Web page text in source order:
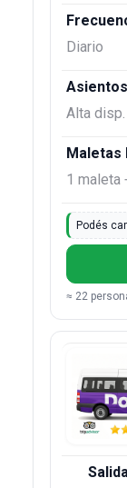
Diario
Alta disp.
1 maleta
Podés
≈ 22